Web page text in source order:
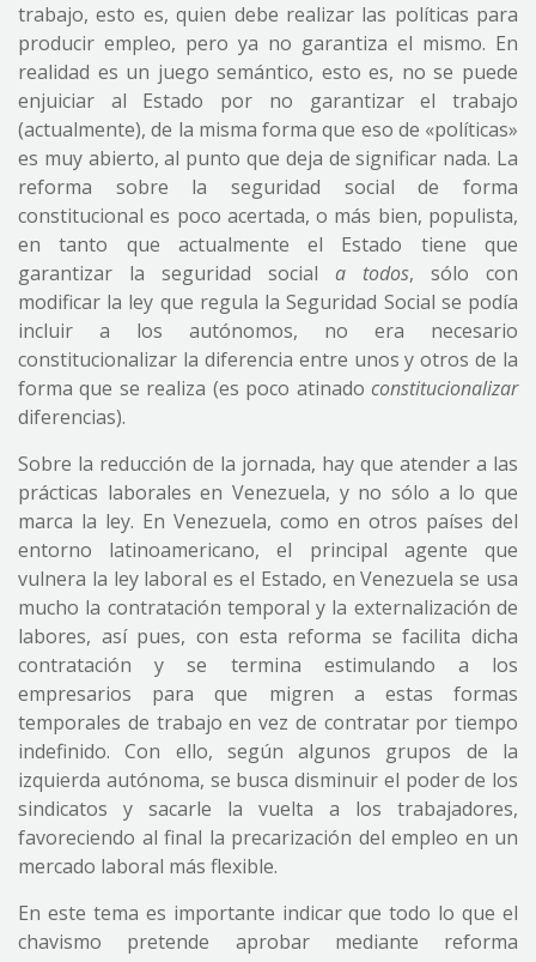
trabajo, esto es, quien debe realizar las políticas para
producir empleo, pero ya no garantiza el mismo. En
realidad es un juego semántico, esto es, no se puede
enjuiciar al Estado por no garantizar el trabajo
(actualmente), de la misma forma que eso de «políticas»
es muy abierto, al punto que deja de significar nada. La
reforma sobre la seguridad social de forma
constitucional es poco acertada, o más bien, populista,
en tanto que actualmente el Estado tiene que
garantizar la seguridad social a todos, sólo con
modificar la ley que regula la Seguridad Social se podía
incluir a los autónomos, no era necesario
constitucionalizar la diferencia entre unos y otros de la
forma que se realiza (es poco atinado constitucionalizar
diferencias).
Sobre la reducción de la jornada, hay que atender a las
prácticas laborales en Venezuela, y no sólo a lo que
marca la ley. En Venezuela, como en otros países del
entorno latinoamericano, el principal agente que
vulnera la ley laboral es el Estado, en Venezuela se usa
mucho la contratación temporal y la externalización de
labores, así pues, con esta reforma se facilita dicha
contratación y se termina estimulando a los
empresarios para que migren a estas formas
temporales de trabajo en vez de contratar por tiempo
indefinido. Con ello, según algunos grupos de la
izquierda autónoma, se busca disminuir el poder de los
sindicatos y sacarle la vuelta a los trabajadores,
favoreciendo al final la precarización del empleo en un
mercado laboral más flexible.
En este tema es importante indicar que todo lo que el
chavismo pretende aprobar mediante reforma